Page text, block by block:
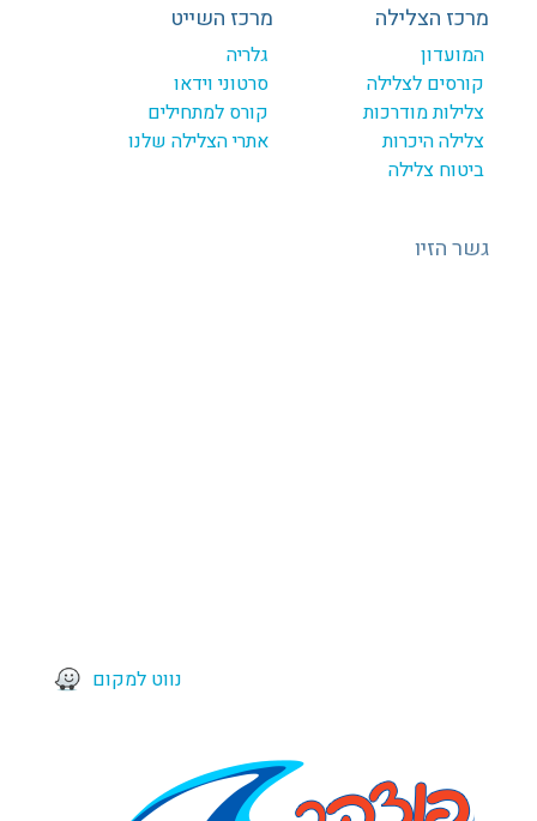
מרכז הצלילה
המועדון
קורסים לצלילה
צלילות מודרכות
צלילה היכרות
ביטוח צלילה
מרכז השייט
גלריה
סרטוני וידאו
קורס למתחילים
אתרי הצלילה שלנו
גשר הזיו
נווט למקום